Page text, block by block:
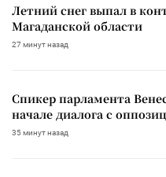
Летний снег выпал в
Магаданской области
27 минут назад
Спикер парламента
начале диалога с
35 минут назад